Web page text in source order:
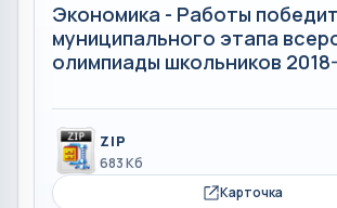
Экономика - Работы
муниципального этапа
олимпиады школьников
ZIP
683 Кб
Карточка